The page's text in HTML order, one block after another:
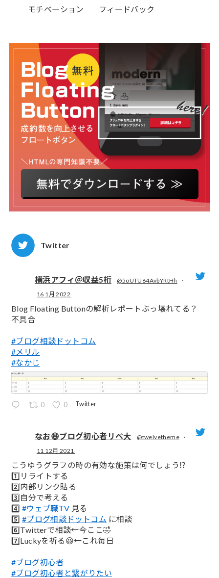
モチベーション フィードバック
Twitter
横浜アフィ＠収益5桁 @5oUTU64AvbYRtHh
·
16 1月 2022
Blog Floating Buttonの解析レポートぶっ壊れてる？
不具合
#ブログ相談ドットコム
#メリル
#なかじ
0 0 Twitter
なお😆ブログ初心者リベ大 @twelvetheme
·
11 12月 2021
こうゆうグラフの時の有効な施策は何でしょう⁉️
1️⃣リライトする
2️⃣内部リンク貼る
3️⃣自分で考える
4️⃣ #ウェブ職TV 見る
5️⃣ #ブログ相談ドットコム に相談
6️⃣Twitterで相談←今ここ🤣
7️⃣Luckyを祈る😆←これ毎日
#ブログ初心者
#ブログ初心者と繋がりたい